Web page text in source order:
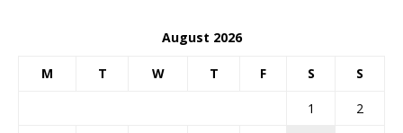
August 2026
M T W T F S S
1
2